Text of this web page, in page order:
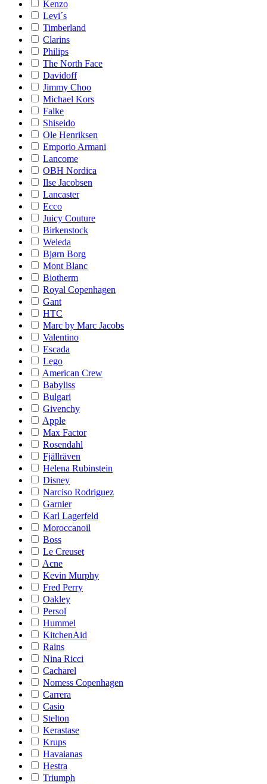
Kenzo
Levi´s
Timberland
Clarins
Philips
The North Face
Davidoff
Jimmy Choo
Michael Kors
Falke
Shiseido
Ole Henriksen
Emporio Armani
Lancome
OBH Nordica
Ilse Jacobsen
Lancaster
Ecco
Juicy Couture
Birkenstock
Weleda
Bjørn Borg
Mont Blanc
Biotherm
Royal Copenhagen
Gant
HTC
Marc by Marc Jacobs
Valentino
Escada
Lego
American Crew
Babyliss
Bulgari
Givenchy
Apple
Max Factor
Rosendahl
Fjällräven
Helena Rubinstein
Disney
Narciso Rodriguez
Garnier
Karl Lagerfeld
Moroccanoil
Boss
Le Creuset
Acne
Kevin Murphy
Fred Perry
Oakley
Persol
Hummel
KitchenAid
Rains
Nina Ricci
Cacharel
Nomess Copenhagen
Carrera
Casio
Stelton
Kerastase
Krups
Havaianas
Hestra
Triumph